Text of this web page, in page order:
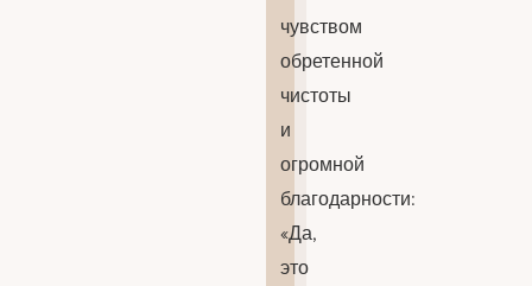
чувством
обретенной
чистоты
и
огромной
благодарности:
«Да,
это